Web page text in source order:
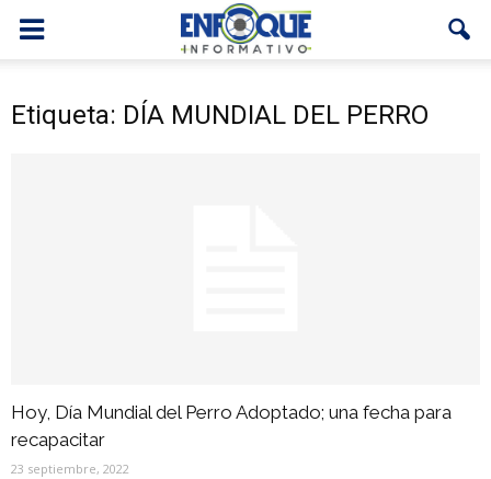
Etiqueta: DÍA MUNDIAL DEL PERRO
Hoy, Día Mundial del Perro Adoptado; una fecha para
recapacitar
23 septiembre, 2022